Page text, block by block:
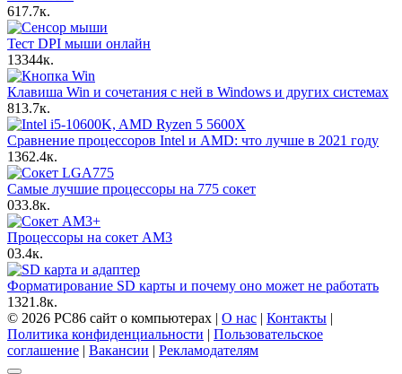
617.7к.
Тест DPI мыши онлайн
13344к.
Клавиша Win и сочетания с ней в Windows и других системах
813.7к.
Сравнение процессоров Intel и AMD: что лучше в 2021 году
1362.4к.
Самые лучшие процессоры на 775 сокет
033.8к.
Процессоры на сокет AM3
03.4к.
Форматирование SD карты и почему оно может не работать
1321.8к.
© 2026 PC86 сайт о компьютерах | О нас | Контакты |
Политика конфиденциальности | Пользовательское
соглашение | Вакансии | Рекламодателям